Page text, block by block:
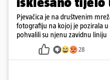
Pjevačica je na društvenim
fotografiju na kojoj je pozirala
pohvalili su njenu zavidnu liniju
28